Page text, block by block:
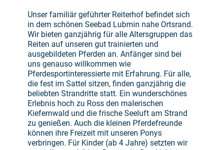
Unser familiär geführter Reiterhof befindet sich
in dem schönen Seebad Lubmin nahe Ortsrand.
Wir bieten ganzjährig für alle Altersgruppen das
Reiten auf unseren gut trainierten und
ausgebildeten Pferden an. Anfänger sind bei
uns genauso willkommen wie
Pferdesportinteressierte mit Erfahrung. Für alle,
die fest im Sattel sitzen, finden ganzjährig die
beliebten Strandritte statt. Ein wunderschönes
Erlebnis hoch zu Ross den malerischen
Kiefernwald und die frische Seeluft am Strand
zu genießen. Auch die kleinen Pferdefreunde
können ihre Freizeit mit unseren Ponys
verbringen. Für Kinder (ab 4 Jahre) setzten wir